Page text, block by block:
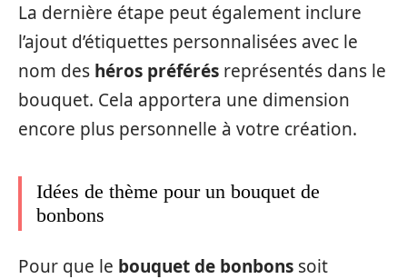
La dernière étape peut également inclure
l’ajout d’étiquettes personnalisées avec le
nom des héros préférés représentés dans le
bouquet. Cela apportera une dimension
encore plus personnelle à votre création.
Idées de thème pour un bouquet de
bonbons
Pour que le bouquet de bonbons soit